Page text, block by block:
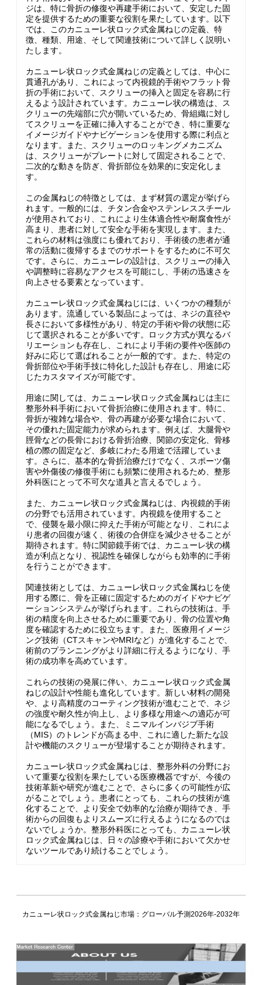
ジは、特に骨折の修復や再建手術において、安定した固
定を提供するための重要な役割を果たしています。以下
では、このカニューレ状ロック式金属ねじの定義、特
徴、種類、用途、そして関連技術について詳しく説明い
たします。
カニューレ状ロック式金属ねじの定義としては、中心に
貫通孔があり、これによって内視鏡的手術やフラット骨
折の手術において、スクリューの挿入と固定を容易に行
えるよう設計されています。カニューレ状の構造は、ス
クリューの先端部に穴が開いているため、骨組織に対し
てスクリューを正確に挿入することができ、特に重要な
イメージガイドやナビゲーションを使用する際に利点と
なります。また、スクリューのロッキングメカニズム
は、スクリューがプレートに対して固定されることで、
二次的な動きを防ぎ、骨折部位を効果的に安定化しま
す。
この金属ねじの特徴としては、まず材質の選定が挙げら
れます。一般的には、チタン合金やステンレススチール
が使用されており、これにより生体適合性や耐腐食性が
高まり、患者に対して安全な手術を実現します。また、
これらの材料は強度にも優れており、手術後の患者が通
常の活動に復帰するまでのサポートをするために不可欠
です。さらに、カニューレの設計は、スクリューの挿入
や調整時に容易なアクセスを可能にし、手術の迅速さを
向上させる要素となっています。
カニューレ状ロック式金属ねじには、いくつかの種類が
あります。流通している製品によっては、ネジの直径や
長さにおいて多様性があり、特定の手術や骨の状態に応
じて選択されることが多いです。ロック方式が異なるバ
リエーションも存在し、これにより手術の要件や医師の
好みに応じて選ばれることが一般的です。また、特定の
骨折部位や手術手技に特化した設計も存在し、用途に応
じたカスタマイズが可能です。
用途に関しては、カニューレ状ロック式金属ねじは主に
整形外科手術において骨折治療に使用されます。特に、
骨折が複雑な場合や、骨の再建が必要な場合において、
その優れた固定能力が求められます。例えば、大腿骨や
脛骨などの長骨における骨折治療、関節の安定化、骨移
植の際の固定など、多岐にわたる用途で活躍していま
す。さらに、基本的な骨折治療だけでなく、スポーツ傷
害や外傷後の修復手術にも頻繁に使用されるため、整形
外科医にとって不可欠な道具と言えるでしょう。
また、カニューレ状ロック式金属ねじは、内視鏡的手術
の分野でも活用されています。内視鏡を使用すること
で、侵襲を最小限に抑えた手術が可能となり、これによ
り患者の回復が速く、術後の合併症を減少させることが
期待されます。特に関節鏡手術では、カニューレ状の構
造が利点となり、視認性を確保しながらも効率的に手術
を行うことができます。
関連技術としては、カニューレ状ロック式金属ねじを使
用する際に、骨を正確に固定するためのガイドやナビゲ
ーションシステムが挙げられます。これらの技術は、手
術の精度を向上させるために重要であり、骨の位置や角
度を確認するために役立ちます。また、医療用イメージ
ング技術（CTスキャンやMRIなど）が進化することで、
術前のプランニングがより詳細に行えるようになり、手
術の成功率を高めています。
これらの技術の発展に伴い、カニューレ状ロック式金属
ねじの設計や性能も進化しています。新しい材料の開発
や、より高精度のコーティング技術が進むことで、ネジ
の強度や耐久性が向上し、より多様な用途への適応が可
能になるでしょう。また、ミニマルインバジブ手術
（MIS）のトレンドが高まる中、これに適した新たな設
計や機能のスクリューが登場することが期待されます。
カニューレ状ロック式金属ねじは、整形外科の分野にお
いて重要な役割を果たしている医療機器ですが、今後の
技術革新や研究が進むことで、さらに多くの可能性が広
がることでしょう。患者にとっても、これらの技術が進
化することで、より安全で効率的な治療が期待でき、手
術からの回復もよりスムーズに行えるようになるのでは
ないでしょうか。整形外科医にとっても、カニューレ状
ロック式金属ねじは、日々の診療や手術において欠かせ
ないツールであり続けることでしょう。
カニューレ状ロック式金属ねじ市場：グローバル予測2026年-2032年